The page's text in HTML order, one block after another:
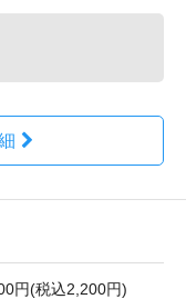
円(税込2,200円)